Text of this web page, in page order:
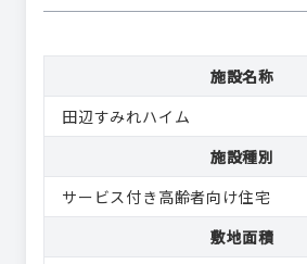
施設名称
田辺すみれハイム
施設種別
サービス付き高齢者向け住宅
敷地面積